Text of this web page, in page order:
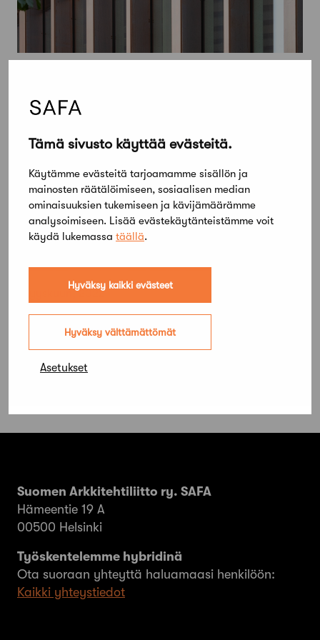
Tämä sivusto käyttää evästeitä.
Käytämme evästeitä tarjoamamme sisällön ja
mainosten räätälöimiseen, sosiaalisen median
ominaisuuksien tukemiseen ja kävijämäärämme
analysoimiseen. Lisää evästekäytänteistämme voit
käydä lukemassa täällä.
Hyväksy kaikki evästeet
Hyväksy välttämättömät
Asetukset
1 syyskuun, 2022
AOR voitti Karhulan koulukeskuksen
kilpailun
Suomen Arkkitehtiliitto ry. SAFA
Hämeentie 19 A
00500 Helsinki
Työskentelemme hybridinä
Ota suoraan yhteyttä haluamaasi henkilöön:
Kaikki yhteystiedot